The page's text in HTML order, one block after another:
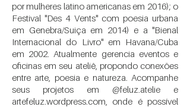
por mulheres latino americanas em 2016); o
Festival "Des 4 Vents" com poesia urbana
em Genebra/Suiça em 2014) e a "Bienal
Internacional do Livro" em Havana/Cuba
em 2002. Atualmente gerencia eventos e
oficinas em seu ateliê, propondo conexões
entre arte, poesia e natureza. Acompanhe
seus projetos em @feluz.atelie e
artefeluz.wordpress.com, onde é possível